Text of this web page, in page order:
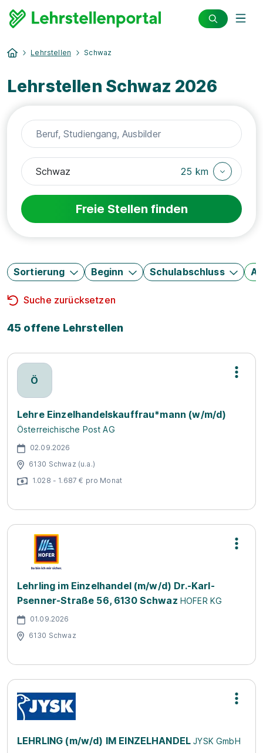
Lehrstellen Schwaz
Lehrstellen Schwaz 2026
25 km
Freie Stellen finden
Sortierung Beginn Schulabschluss
Suche zurücksetzen
45 offene Lehrstellen
Ö
Lehre Einzelhandelskauffrau*mann (w/m/d)
Österreichische Post AG
02.09.2026
6130 Schwaz (u.a.)
1.028 - 1.687 € pro Monat
Lehrling im Einzelhandel (m/w/d) Dr.-Karl-
Psenner-Straße 56, 6130 Schwaz HOFER KG
01.09.2026
6130 Schwaz
LEHRLING (m/w/d) IM EINZELHANDELJYSK GmbH